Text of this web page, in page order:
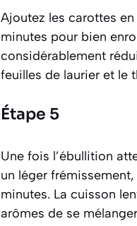
Ajoutez les carottes
minutes pour bien
considérablement
feuilles de laurier et le
Étape 5
Une fois l’ébullition
un léger
minutes. La cuisson
arômes de se